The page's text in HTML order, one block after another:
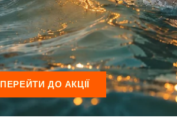
ПЕРЕЙТИ ДО АКЦІЇ